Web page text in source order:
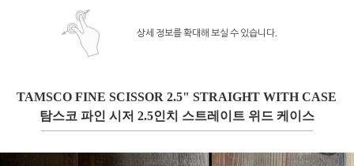
상세 정보를 확대해 보실 수 있습니다.
TAMSCO FINE SCISSOR 2.5" STRAIGHT WITH CASE
탐스코 파인 시저 2.5인치 스트레이트 위드 케이스